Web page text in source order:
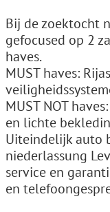
Bij de zoektocht
gefocused op 2
haves.
MUST haves:
MUST NOT
en lichte
Uiteindelijk auto
niederlassung
service en
en